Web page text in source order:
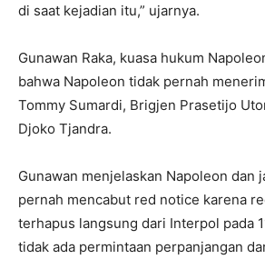
di saat kejadian itu,” ujarnya.
Gunawan Raka, kuasa hukum
bahwa Napoleon tidak pernah
Tommy Sumardi, Brigjen Prasetijo
Djoko Tjandra.
Gunawan menjelaskan Napoleon dan
pernah mencabut red notice karena
terhapus langsung dari Interpol pada
tidak ada permintaan perpanjangan